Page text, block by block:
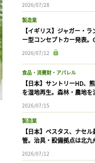
2026/07/28
製造業
【イギリス】ジャガー・
ー型コンセプトカー発表。
2026/07/12
食品・消費財・アパレル
【日本】サントリーHD、
を湿地再生。森林・農地を
2026/07/15
製造業
【日本】ベスタス、ナセ
管。治具・設備拠点は北九
2026/07/12